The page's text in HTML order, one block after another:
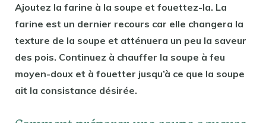
Ajoutez la farine à la soupe et fouettez-la. La
farine est un dernier recours car elle changera la
texture de la soupe et atténuera un peu la saveur
des pois. Continuez à chauffer la soupe à feu
moyen-doux et à fouetter jusqu’à ce que la soupe
ait la consistance désirée.